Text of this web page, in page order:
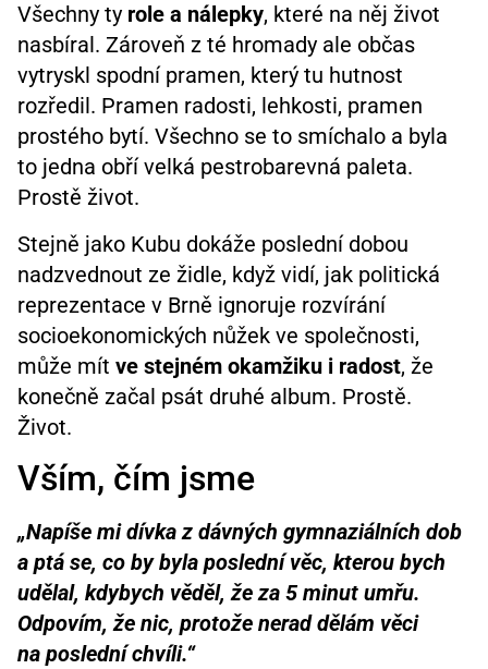
Všechny ty role a nálepky, které na něj život
nasbíral. Zároveň z té hromady ale občas
vytryskl spodní pramen, který tu hutnost
rozředil. Pramen radosti, lehkosti, pramen
prostého bytí. Všechno se to smíchalo a byla
to jedna obří velká pestrobarevná paleta.
Prostě život.
Stejně jako Kubu dokáže poslední dobou
nadzvednout ze židle, když vidí, jak politická
reprezentace v Brně ignoruje rozvírání
socioekonomických nůžek ve společnosti,
může mít ve stejném okamžiku i radost, že
konečně začal psát druhé album. Prostě.
Život.
Vším, čím jsme
„Napíše mi dívka z dávných gymnaziálních dob
a ptá se, co by byla poslední věc, kterou bych
udělal, kdybych věděl, že za 5 minut umřu.
Odpovím, že nic, protože nerad dělám věci
na poslední chvíli.“